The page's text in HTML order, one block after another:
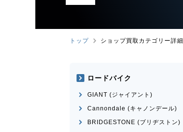
トップ ショップ買取カテゴリー詳細
ロードバイク
GIANT (ジャイアント)
Cannondale (キャノンデール)
BRIDGESTONE (ブリヂストン)